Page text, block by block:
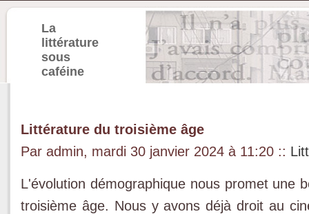
La
littérature
sous
caféine
Littérature du troisième âge
Par admin, mardi 30 janvier 2024 à 11:20 ::
L'évolution démographique nous promet une
troisième âge. Nous y avons déjà droit au